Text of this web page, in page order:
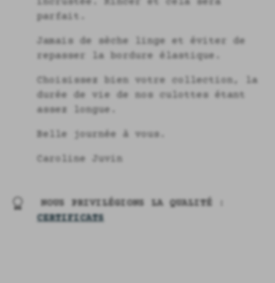
parfait.
Jamais de sèche linge et éviter de
repasser la bordure élastique.
Choisissez bien votre collection, la
durée de vie de nos culottes étant
assez longue.
Belle journée à vous.
Caroline Juvin
NOUS PRIVILÉGIONS LA QUALITÉ :
CERTIFICATS